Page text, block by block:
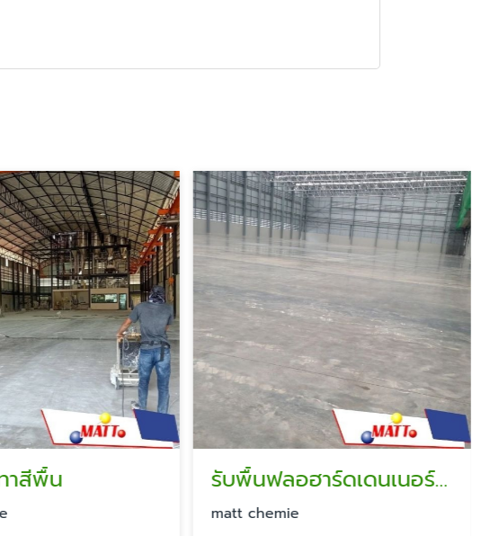
รับพื้นฟลอฮาร์ดเดนเนอร์ ราคา
matt chemie
รับทำพื้นคอนกรีตขัดเงา โพลิชชิ่ง ราคา